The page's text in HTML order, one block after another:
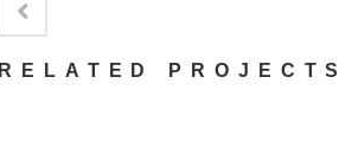
RELATED PROJECTS